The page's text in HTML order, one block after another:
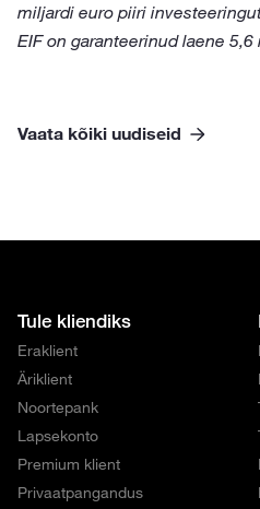
miljardi euro piiri
EIF on garanteerinud laene
Vaata kõiki uudiseid
Tule kliendiks
Eraklient
Äriklient
Noortepank
Lapsekonto
Premium klient
Privaatpangandus